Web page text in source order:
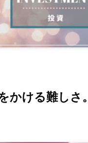
かける難しさ。